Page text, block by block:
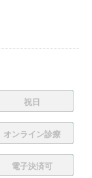
祝日
オンライン診療
電子決済可